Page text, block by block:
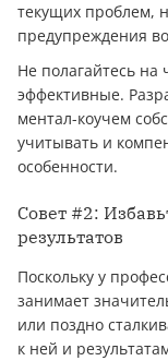
текущих проблем,
предупреждения
Не полагайтесь на
эффективные.
ментал-коучем
учитывать и
особенности.
Совет #2:
результатов
Поскольку у
занимает
или поздно
к ней и